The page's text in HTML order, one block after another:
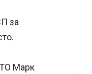
за
Марк